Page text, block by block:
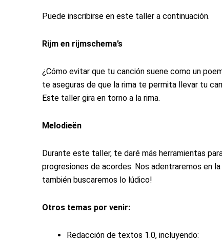
Puede inscribirse en este taller a continuación.
Rijm en rijmschema’s
¿Cómo evitar que tu canción suene como un
te aseguras de que la rima te permita llevar tu
Este taller gira en torno a la rima.
Melodieën
Durante este taller, te daré más herramientas
progresiones de acordes. Nos adentraremos en
también buscaremos lo lúdico!
Otros temas por venir:
Redacción de textos 1.0, incluyendo: